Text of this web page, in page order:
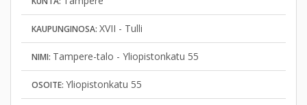
KAUPUNGINOSA: XVII - Tulli
NIMI: Tampere-talo - Yliopistonkatu 55
OSOITE: Yliopistonkatu 55